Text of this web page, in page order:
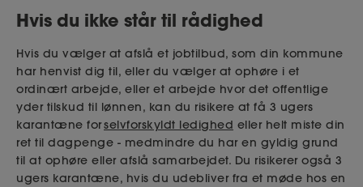
Hvis du ikke står til rådighed
Hvis du vælger at afslå et jobtilbud, som din kommune
har henvist dig til, eller du vælger at ophøre i et
ordinært arbejde, eller et arbejde hvor det offentlige
yder tilskud til lønnen, kan du risikere at få 3 ugers
karantæne forselvforskyldt ledighed eller helt miste din
ret til dagpenge - medmindre du har en gyldig grund
til at ophøre eller afslå samarbejdet. Du risikerer også 3
ugers karantæne, hvis du udebliver fra et møde hos en